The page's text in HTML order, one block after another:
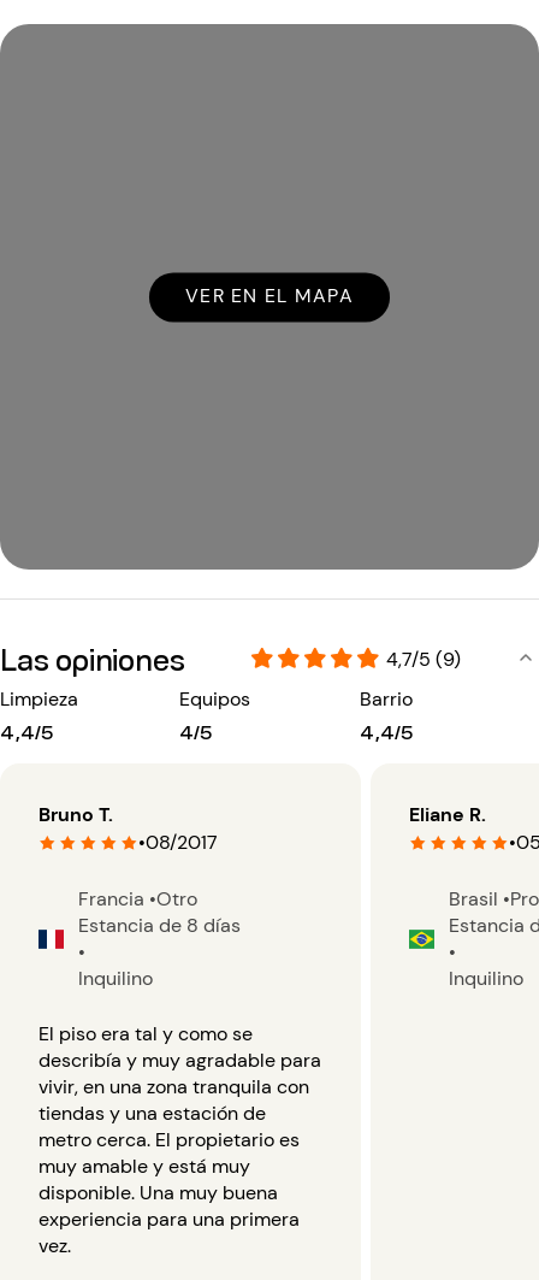
VER EN EL MAPA
Las opiniones
4,7/5 (9)
Limpieza
4,4/5
Equipos
4/5
Barrio
4,4/5
Bruno T.
•08/2017
Francia •Otro
Estancia de 8 días
•
Inquilino
El piso era tal y como se
describía y muy agradable para
vivir, en una zona tranquila con
tiendas y una estación de
metro cerca. El propietario es
muy amable y está muy
disponible. Una muy buena
experiencia para una primera
vez.
Eliane R.
•
Brasil •
Estancia
•
Inquilino